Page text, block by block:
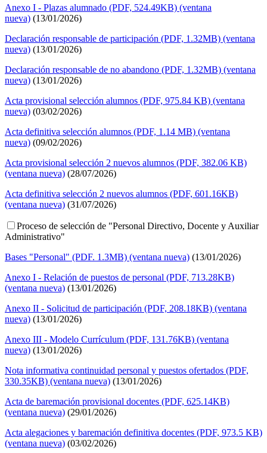
Anexo I - Plazas alumnado (PDF, 524.49KB) (ventana
nueva) (13/01/2026)
Declaración responsable de participación (PDF, 1.32MB) (ventana
nueva) (13/01/2026)
Declaración responsable de no abandono (PDF, 1.32MB) (ventana
nueva) (13/01/2026)
Acta provisional selección alumnos (PDF, 975.84 KB) (ventana
nueva) (03/02/2026)
Acta definitiva selección alumnos (PDF, 1.14 MB) (ventana
nueva) (09/02/2026)
Acta provisional selección 2 nuevos alumnos (PDF, 382.06 KB)
(ventana nueva) (28/07/2026)
Acta definitiva selección 2 nuevos alumnos (PDF, 601.16KB)
(ventana nueva) (31/07/2026)
Proceso de selección de "Personal Directivo, Docente y Auxiliar
Administrativo"
Bases "Personal" (PDF. 1.3MB) (ventana nueva) (13/01/2026)
Anexo I - Relación de puestos de personal (PDF, 713.28KB)
(ventana nueva) (13/01/2026)
Anexo II - Solicitud de participación (PDF, 208.18KB) (ventana
nueva) (13/01/2026)
Anexo III - Modelo Currículum (PDF, 131.76KB) (ventana
nueva) (13/01/2026)
Nota informativa continuidad personal y puestos ofertados (PDF,
330.35KB) (ventana nueva) (13/01/2026)
Acta de baremación provisional docentes (PDF, 625.14KB)
(ventana nueva) (29/01/2026)
Acta alegaciones y baremación definitiva docentes (PDF, 973.5 KB)
(ventana nueva) (03/02/2026)